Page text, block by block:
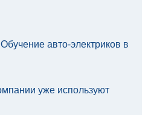
авто-электриков в
уже используют